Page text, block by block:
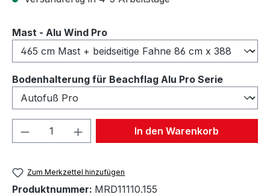
Mast - Alu Wind Proauswählen
Bodenhalterung für Beachflag Alu Pro Serie
Produkt Anzahl: Gib denIn den Warenkorb
Zum Merkzettel hinzufügen
Produktnummer: MRD11110.155